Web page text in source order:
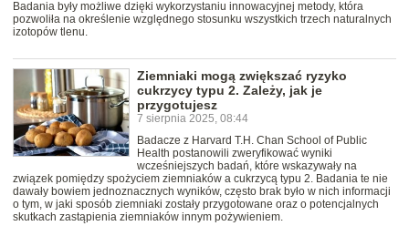
Badania były możliwe dzięki wykorzystaniu innowacyjnej metody, która
pozwoliła na określenie względnego stosunku wszystkich trzech naturalnych
izotopów tlenu.
Ziemniaki mogą zwiększać ryzyko
cukrzycy typu 2. Zależy, jak je
przygotujesz
7 sierpnia 2025, 08:44
Badacze z Harvard T.H. Chan School of Public
Health postanowili zweryfikować wyniki
wcześniejszych badań, które wskazywały na
związek pomiędzy spożyciem ziemniaków a cukrzycą typu 2. Badania te nie
dawały bowiem jednoznacznych wyników, często brak było w nich informacji
o tym, w jaki sposób ziemniaki zostały przygotowane oraz o potencjalnych
skutkach zastąpienia ziemniaków innym pożywieniem.